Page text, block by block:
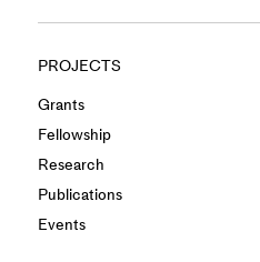
PROJECTS
Grants
Fellowship
Research
Publications
Events